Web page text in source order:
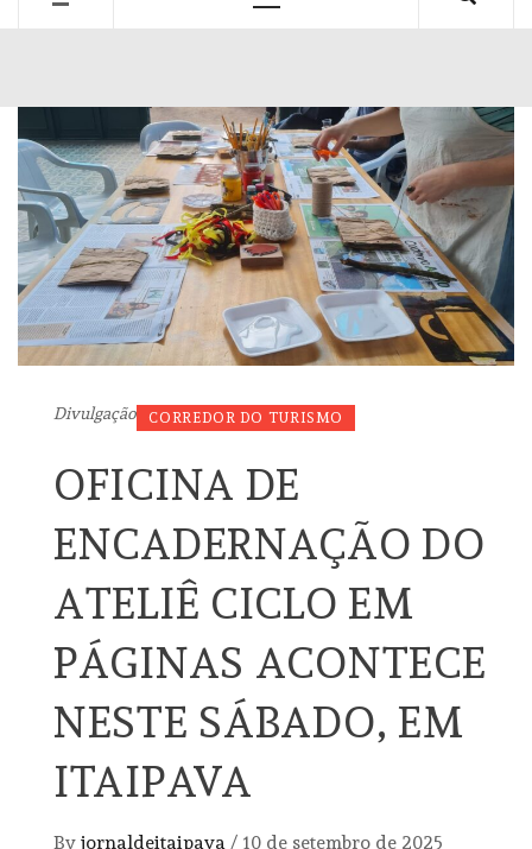
Divulgação CORREDOR DO TURISMO
OFICINA DE
ENCADERNAÇÃO DO
ATELIÊ CICLO EM
PÁGINAS ACONTECE
NESTE SÁBADO, EM
ITAIPAVA
By jornaldeitaipava / 10 de setembro de 2025